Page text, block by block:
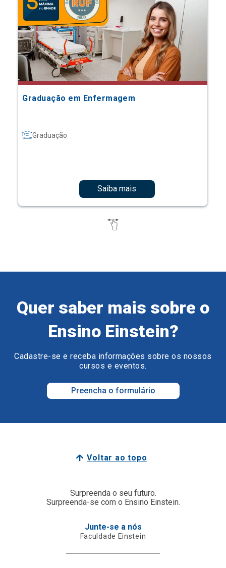
Graduação em Enfermagem
Graduação
Saiba mais
Quer saber mais sobre o
Ensino Einstein?
Cadastre-se e receba informações sobre os nossos
cursos e eventos.
Preencha o formulário
Voltar ao topo
Surpreenda o seu futuro.
Surpreenda-se com o Ensino Einstein.
Junte-se a nós
Faculdade Einstein